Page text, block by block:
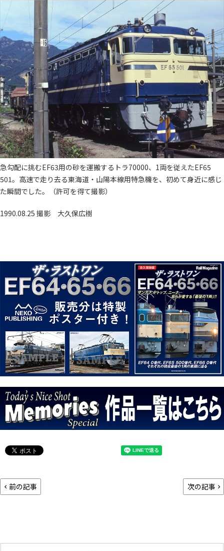
急勾配に挑むEF63用の砂を運搬するトラ70000、1両を従えたEF65
501。高速で走り去る東海道・山陽本線用特急機を、初めて身近に感じ
た瞬間でした。（許可を得て撮影）
1990.08.25 撮影 大久保広樹
前の記事 次の記事